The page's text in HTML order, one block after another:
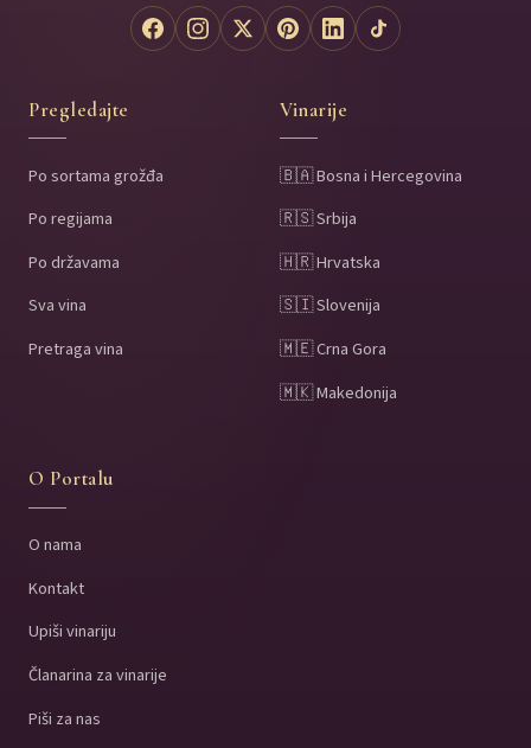
Pregledajte
Po sortama grožđa
Po regijama
Po državama
Sva vina
Pretraga vina
Vinarije
🇧🇦 Bosna i Hercegovina
🇷🇸 Srbija
🇭🇷 Hrvatska
🇸🇮 Slovenija
🇲🇪 Crna Gora
🇲🇰 Makedonija
O Portalu
O nama
Kontakt
Upiši vinariju
Članarina za vinarije
Piši za nas